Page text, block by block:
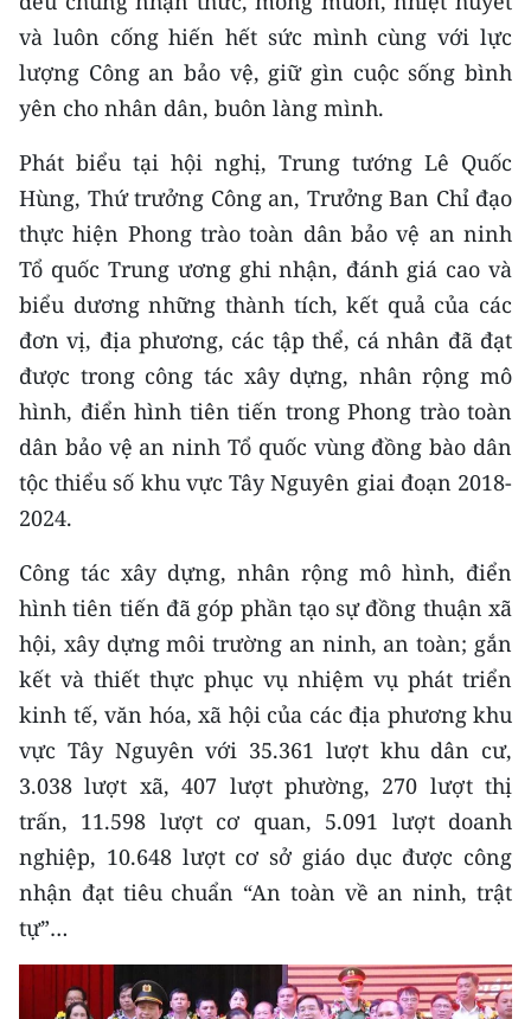
và luôn cống hiến hết sức mình cùng với lực
lượng Công an bảo vệ, giữ gìn cuộc sống bình
yên cho nhân dân, buôn làng mình.
Phát biểu tại hội nghị, Trung tướng Lê Quốc
Hùng, Thứ trưởng Công an, Trưởng Ban Chỉ đạo
thực hiện Phong trào toàn dân bảo vệ an ninh
Tổ quốc Trung ương ghi nhận, đánh giá cao và
biểu dương những thành tích, kết quả của các
đơn vị, địa phương, các tập thể, cá nhân đã đạt
được trong công tác xây dựng, nhân rộng mô
hình, điển hình tiên tiến trong Phong trào toàn
dân bảo vệ an ninh Tổ quốc vùng đồng bào dân
tộc thiểu số khu vực Tây Nguyên giai đoạn 2018-
2024.
Công tác xây dựng, nhân rộng mô hình, điển
hình tiên tiến đã góp phần tạo sự đồng thuận xã
hội, xây dựng môi trường an ninh, an toàn; gắn
kết và thiết thực phục vụ nhiệm vụ phát triển
kinh tế, văn hóa, xã hội của các địa phương khu
vực Tây Nguyên với 35.361 lượt khu dân cư,
3.038 lượt xã, 407 lượt phường, 270 lượt thị
trấn, 11.598 lượt cơ quan, 5.091 lượt doanh
nghiệp, 10.648 lượt cơ sở giáo dục được công
nhận đạt tiêu chuẩn “An toàn về an ninh, trật
tự”…